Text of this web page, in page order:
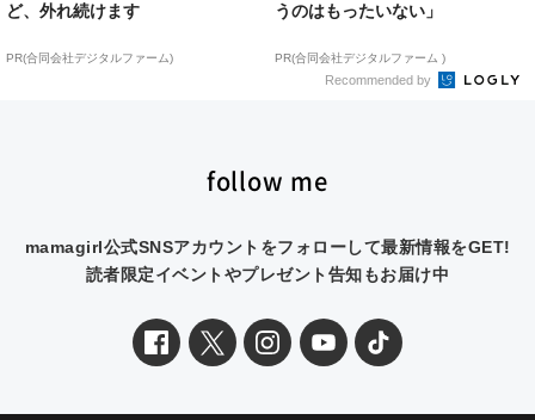
ど、外れ続けます
PR(合同会社デジタルファーム)
うのはもったいない」
PR(合同会社デジタルファーム )
Recommended by
follow me
mamagirl公式SNSアカウントをフォローして最新情報をGET!
読者限定イベントやプレゼント告知もお届け中